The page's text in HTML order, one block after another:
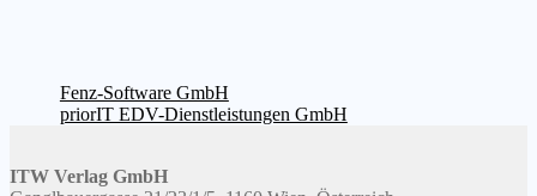
Beitragsnavigation
Vorheriger
Beitrag:
Fenz-Software GmbH
Nächster
priorIT EDV-Dienstleistungen GmbH
ITW Verlag GmbH